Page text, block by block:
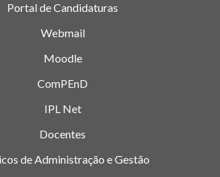
Portal de Candidaturas
Webmail
Moodle
ComPEnD
IPL Net
Docentes
de Administração e Gestão